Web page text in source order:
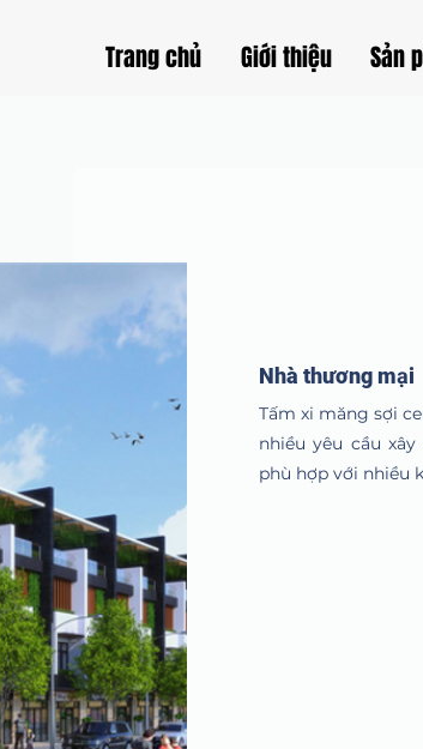
Trang chủ Giới thiệu Sản
Nhà thương mại
Tấm xi măng sợi
nhiều yêu cầu
phù hợp với nhiều